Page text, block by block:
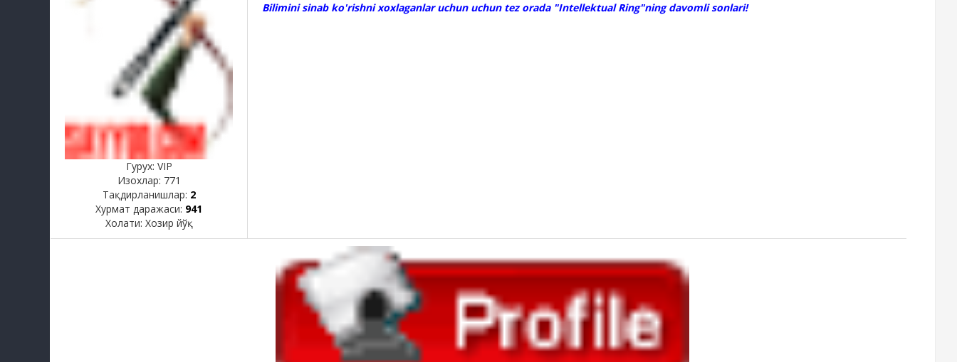
Гурух: VIP
Изохлар: 771
Тақдирланишлар: 2
Хурмат даражаси: 941
Холати: Хозир йўқ
Bilimini sinab ko'rishni xoxlaganlar uchun uchun tez orada "Intellektual Ring"ning davomli sonlari!